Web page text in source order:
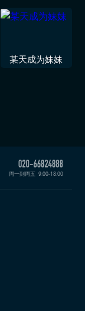
某天成为妹妹
周一到周五 9:00-18:00